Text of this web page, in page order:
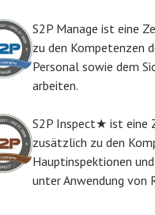
S2P Manage ist eine
zu den Kompetenzen
Personal sowie dem
arbeiten.
S2P Inspect★ ist eine
zusätzlich zu den
Hauptinspektionen
unter Anwendung von